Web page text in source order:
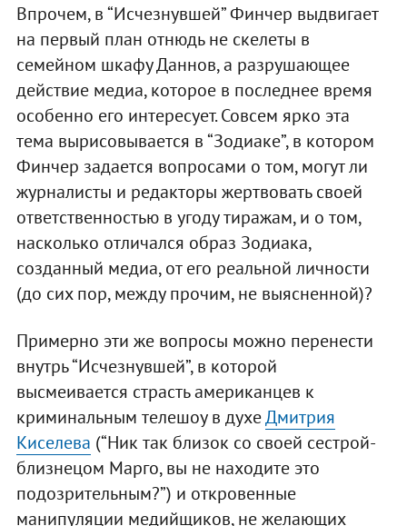
Впрочем, в “Исчезнувшей” Финчер выдвигает
на первый план отнюдь не скелеты в
семейном шкафу Даннов, а разрушающее
действие медиа, которое в последнее время
особенно его интересует. Совсем ярко эта
тема вырисовывается в “Зодиаке”, в котором
Финчер задается вопросами о том, могут ли
журналисты и редакторы жертвовать своей
ответственностью в угоду тиражам, и о том,
насколько отличался образ Зодиака,
созданный медиа, от его реальной личности
(до сих пор, между прочим, не выясненной)?
Примерно эти же вопросы можно перенести
внутрь “Исчезнувшей”, в которой
высмеивается страсть американцев к
криминальным телешоу в духеДмитрия
Киселева (“Ник так близок со своей сестрой-
близнецом Марго, вы не находите это
подозрительным?”) и откровенные
манипуляции медийщиков, не желающих